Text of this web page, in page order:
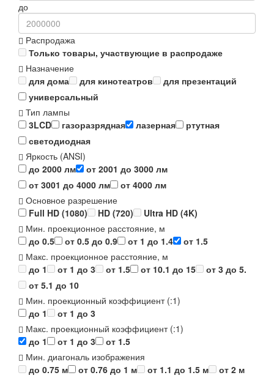
до
Распродажа
Только товары, участвующие в распродаже
Назначение
для дома
для кинотеатров
для презентаций
универсальный
Тип лампы
3LCD
газоразрядная лазерная
ртутная
светодиодная
Яркость (ANSI)
до 2000 лм
от 2001 до 3000 лм
от 3001 до 4000 лм
от 4000 лм
Основное разрешение
Full HD (1080)
HD (720)
Ultra HD (4K)
Мин. проекционное расстояние, м
до 0.5
от 0.5 до 0.9 от 1 до 1.4
от 1.5
Макс. проекционное расстояние, м
до 1
от 1 до 3 от 1.5 от 10.1 до 15
от 3 до 5.
от 5.1 до 10
Мин. проекционный коэффициент (:1)
до 1
от 1 до 3
Макс. проекционный коэффициент (:1)
до 1
от 1 до 3
от 1.5
Мин. диагональ изображения
до 0.75 м
от 0.76 до 1 м от 1.1 до 1.5 м
от 2 м